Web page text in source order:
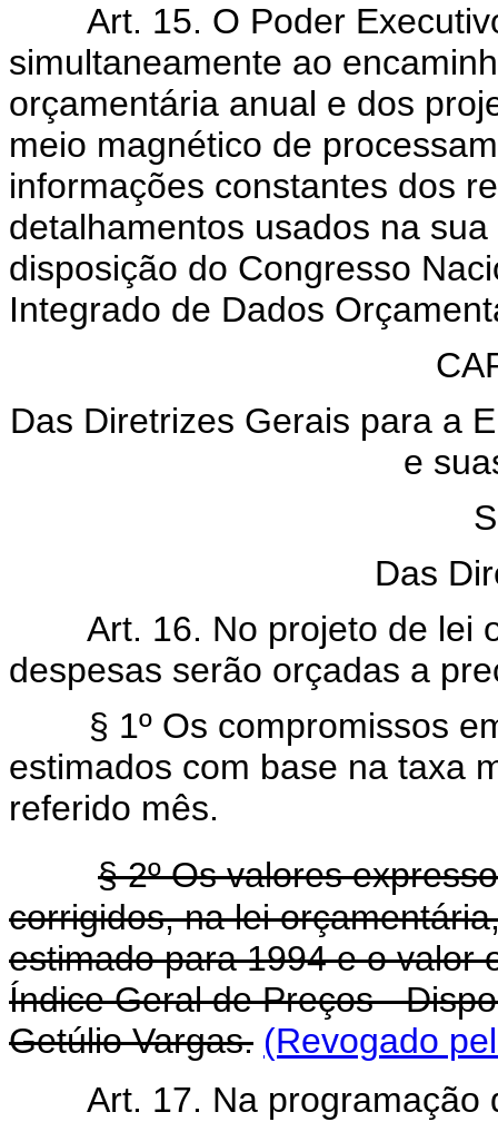
Art. 15. O Poder
simultaneamente ao
orçamentária anual e dos
meio magnético de
informações constantes dos
detalhamentos usados na
disposição do Congresso
Integrado de Dados
Das Diretrizes Gerais para a
e
Das
Art. 16. No projeto de lei
despesas serão orçadas a
§ 1º Os compromissos
estimados com base na taxa
referido mês.
§ 2º Os valores
corrigidos, na lei
estimado para 1994 e o valor
Índice Geral de Preços -
Getúlio Vargas. (Revogado
Art. 17. Na programação